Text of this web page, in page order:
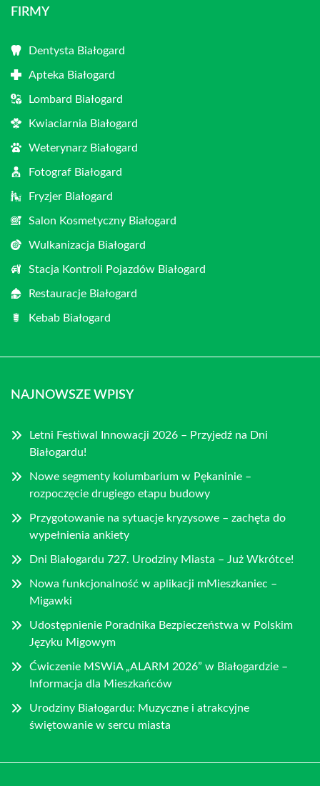
FIRMY
Dentysta Białogard
Apteka Białogard
Lombard Białogard
Kwiaciarnia Białogard
Weterynarz Białogard
Fotograf Białogard
Fryzjer Białogard
Salon Kosmetyczny Białogard
Wulkanizacja Białogard
Stacja Kontroli Pojazdów Białogard
Restauracje Białogard
Kebab Białogard
NAJNOWSZE WPISY
Letni Festiwal Innowacji 2026 – Przyjedź na Dni
Białogardu!
Nowe segmenty kolumbarium w Pękaninie –
rozpoczęcie drugiego etapu budowy
Przygotowanie na sytuacje kryzysowe – zachęta do
wypełnienia ankiety
Dni Białogardu 727. Urodziny Miasta – Już Wkrótce!
Nowa funkcjonalność w aplikacji mMieszkaniec –
Migawki
Udostępnienie Poradnika Bezpieczeństwa w Polskim
Języku Migowym
Ćwiczenie MSWiA „ALARM 2026” w Białogardzie –
Informacja dla Mieszkańców
Urodziny Białogardu: Muzyczne i atrakcyjne
świętowanie w sercu miasta